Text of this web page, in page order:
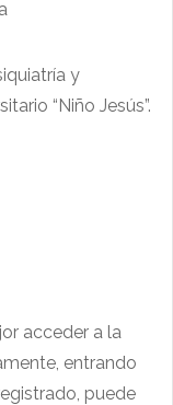
y
“Niño Jesús”.
acceder a la
entrando
puede